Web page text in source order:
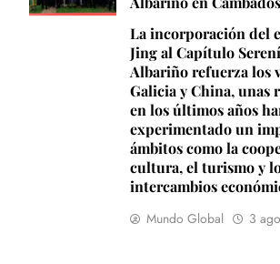
La incorporación del
Jing al Capítulo
Albariño refuerza los
Galicia y China, unas
en los últimos años
experimentado un
ámbitos como la
cultura, el turismo y
intercambios
Mundo Global 3